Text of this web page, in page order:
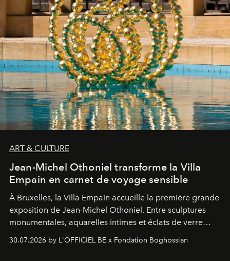
ART & CULTURE
Jean-Michel Othoniel transforme la Villa
Empain en carnet de voyage sensible
À Bruxelles, la Villa Empain accueille la première grande
exposition de Jean-Michel Othoniel. Entre sculptures
monumentales, aquarelles intimes et éclats de verre
soufflé, l’artiste français compose un itinéraire
émotionnel où chaque œuvre devient le souvenir
30.07.2026 by L'OFFICIEL BE x Fondation Boghossian